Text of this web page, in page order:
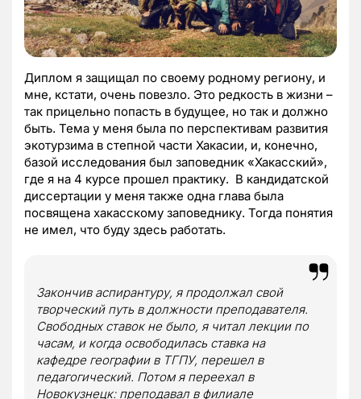
Диплом я защищал по своему родному региону, и
мне, кстати, очень повезло. Это редкость в жизни –
так прицельно попасть в будущее, но так и должно
быть. Тема у меня была по перспективам развития
экотурзима в степной части Хакасии, и, конечно,
базой исследования был заповедник «Хакасский»,
где я на 4 курсе прошел практику. В кандидатской
диссертации у меня также одна глава была
посвящена хакасскому заповеднику. Тогда понятия
не имел, что буду здесь работать.
Закончив аспирантуру, я продолжал свой
творческий путь в должности преподавателя.
Свободных ставок не было, я читал лекции по
часам, и когда освободилась ставка на
кафедре географии в ТГПУ, перешел в
педагогический. Потом я переехал в
Новокузнецк: преподавал в филиале